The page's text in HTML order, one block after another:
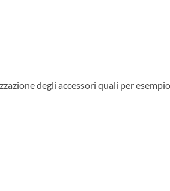
degli accessori quali per